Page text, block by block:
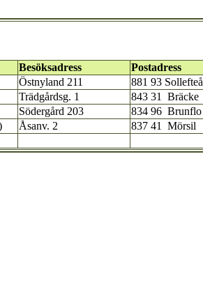
Besöksadress Postadress
Östnyland 211 881 93 Sollefteå
Trädgårdsg. 1 843 31 Bräcke
Södergård 203 834 96 Brunflo
Åsanv. 2 837 41 Mörsil